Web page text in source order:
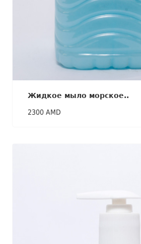
Жидкое мыло морское..
2300 AMD